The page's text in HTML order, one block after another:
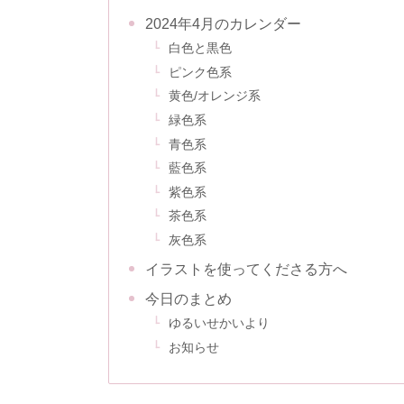
2024年4月のカレンダー
白色と黒色
ピンク色系
黄色/オレンジ系
緑色系
青色系
藍色系
紫色系
茶色系
灰色系
イラストを使ってくださる方へ
今日のまとめ
ゆるいせかいより
お知らせ